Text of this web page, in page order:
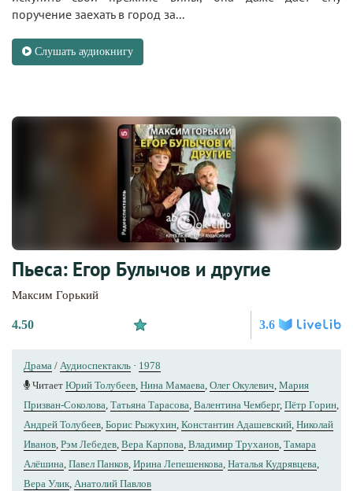
поручение заехать в город за...
Слушать аудиокнигу
Пьеса: Егор Булычов и другие
Максим Горький
4.50 3.6
Драма / Аудиоспектакль · 1978
Читает Юрий Толубеев, Нина Мамаева, Олег Окулевич, Мария
Призван-Соколова, Татьяна Тарасова, Валентина Чемберг, Пётр Горин,
Андрей Толубеев, Борис Рыжухин, Константин Адашевский, Николай
Иванов, Рэм Лебедев, Вера Карпова, Владимир Труханов, Тамара
Алёшина, Павел Панков, Ирина Лепешенкова, Наталья Кудрявцева,
Вера Улик, Анатолий Павлов